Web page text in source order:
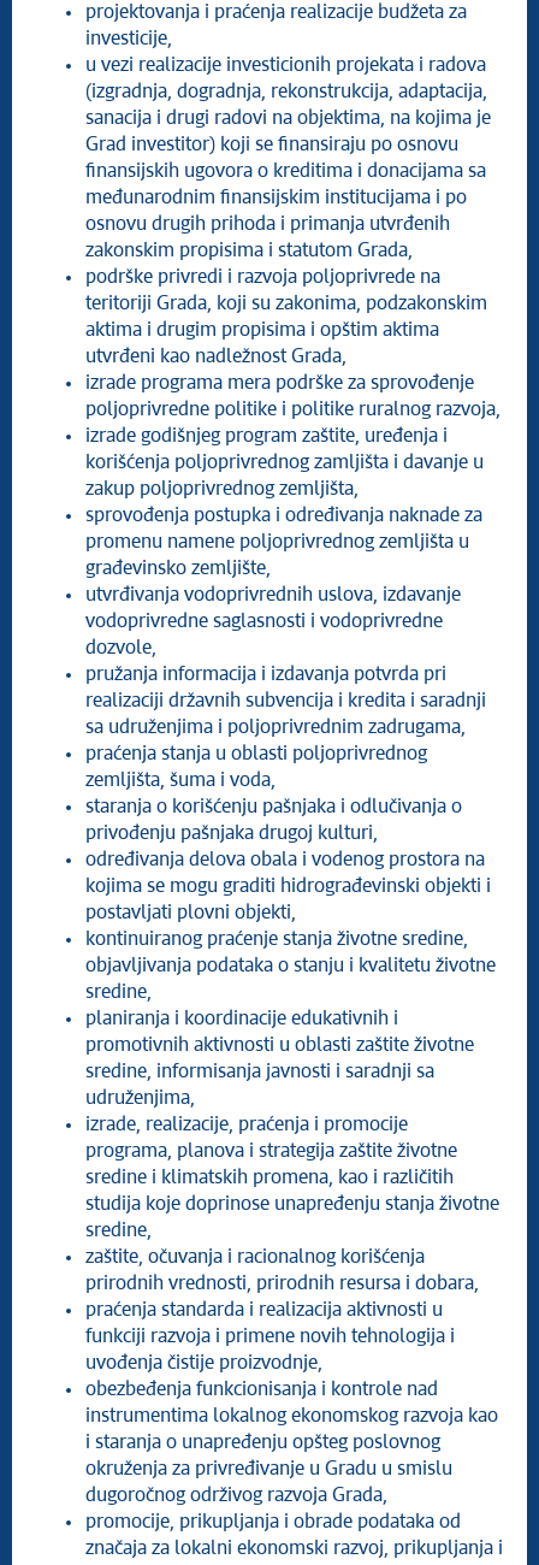
projektovanja i praćenja realizacije budžeta za
investicije,
u vezi realizacije investicionih projekata i radova
(izgradnja, dogradnja, rekonstrukcija, adaptacija,
sanacija i drugi radovi na objektima, na kojima je
Grad investitor) koji se finansiraju po osnovu
finansijskih ugovora o kreditima i donacijama sa
međunarodnim finansijskim institucijama i po
osnovu drugih prihoda i primanja utvrđenih
zakonskim propisima i statutom Grada,
podrške privredi i razvoja poljoprivrede na
teritoriji Grada, koji su zakonima, podzakonskim
aktima i drugim propisima i opštim aktima
utvrđeni kao nadležnost Grada,
izrade programa mera podrške za sprovođenje
poljoprivredne politike i politike ruralnog razvoja,
izrade godišnjeg program zaštite, uređenja i
korišćenja poljoprivrednog zamljišta i davanje u
zakup poljoprivrednog zemljišta,
sprovođenja postupka i određivanja naknade za
promenu namene poljoprivrednog zemljišta u
građevinsko zemljište,
utvrđivanja vodoprivrednih uslova, izdavanje
vodoprivredne saglasnosti i vodoprivredne
dozvole,
pružanja informacija i izdavanja potvrda pri
realizaciji državnih subvencija i kredita i saradnji
sa udruženjima i poljoprivrednim zadrugama,
praćenja stanja u oblasti poljoprivrednog
zemljišta, šuma i voda,
staranja o korišćenju pašnjaka i odlučivanja o
privođenju pašnjaka drugoj kulturi,
određivanja delova obala i vodenog prostora na
kojima se mogu graditi hidrograđevinski objekti i
postavljati plovni objekti,
kontinuiranog praćenje stanja životne sredine,
objavljivanja podataka o stanju i kvalitetu životne
sredine,
planiranja i koordinacije edukativnih i
promotivnih aktivnosti u oblasti zaštite životne
sredine, informisanja javnosti i saradnji sa
udruženjima,
izrade, realizacije, praćenja i promocije
programa, planova i strategija zaštite životne
sredine i klimatskih promena, kao i različitih
studija koje doprinose unapređenju stanja životne
sredine,
zaštite, očuvanja i racionalnog korišćenja
prirodnih vrednosti, prirodnih resursa i dobara,
praćenja standarda i realizacija aktivnosti u
funkciji razvoja i primene novih tehnologija i
uvođenja čistije proizvodnje,
obezbeđenja funkcionisanja i kontrole nad
instrumentima lokalnog ekonomskog razvoja kao
i staranja o unapređenju opšteg poslovnog
okruženja za privređivanje u Gradu u smislu
dugoročnog održivog razvoja Grada,
promocije, prikupljanja i obrade podataka od
značaja za lokalni ekonomski razvoj, prikupljanja i